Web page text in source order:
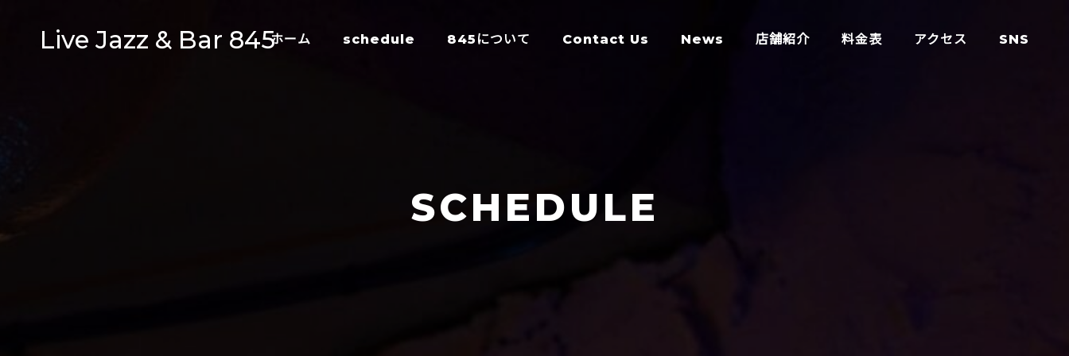
Live Jazz & Bar 845ホーム schedule 845について Contact Us News 店舗紹介 料金表 アクセス SNS
SCHEDULE